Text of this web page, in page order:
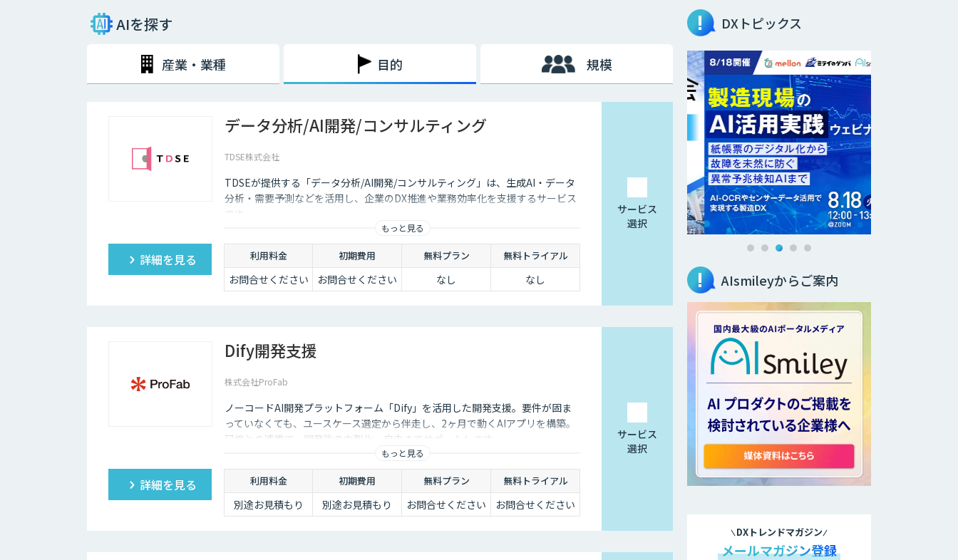
DXを推進するということは事業戦略が変わることですので、必然的に上の課題は発生します。そのため、DXとリスキリ
ングはセットで実施しなければ、笛吹けど踊らずの状態になってしまうでしょう。
すでに日本企業の一部は、全社員にDX基礎教育を実施、文系社員を対象にAI研修を実施などの施策を実施しています。リ
スキリングによって、デジタル技術の力を使いながら価値を創造するスキルやマインドが再開発されます。
かなり具体的な内容になっています。スキル開発、再教育の施策を検討する際に役立てられるでしょう。
AIを探す
産業・業種 目的 規模
データ分析/AI開発/コンサルティング
TDSE株式会社
TDSEが提供する「データ分析/AI開発/コンサルティング」は、生成AI・データ
分析・需要予測などを活用し、企業のDX推進や業務効率化を支援するサービス
です。
もっと見る
詳細を見る 利用料金 初期費用 無料プラン 無料トライアル
お問合せください お問合せください なし なし
サービス
選択
Dify開発支援
株式会社ProFab
ノーコードAI開発プラットフォーム「Dify」を活用した開発支援。要件が固ま
っていなくても、ユースケース選定から伴走し、2ヶ月で動くAIアプリを構築。
研修との連携で、開発後の内製化・自走までサポートします。
もっと見る
詳細を見る 利用料金 初期費用 無料プラン 無料トライアル
別途お見積もり 別途お見積もり お問合せください お問合せください
サービス
選択
DXトピックス
AIsmileyからご案内
DXトレンドマガジン
メールマガジン登録